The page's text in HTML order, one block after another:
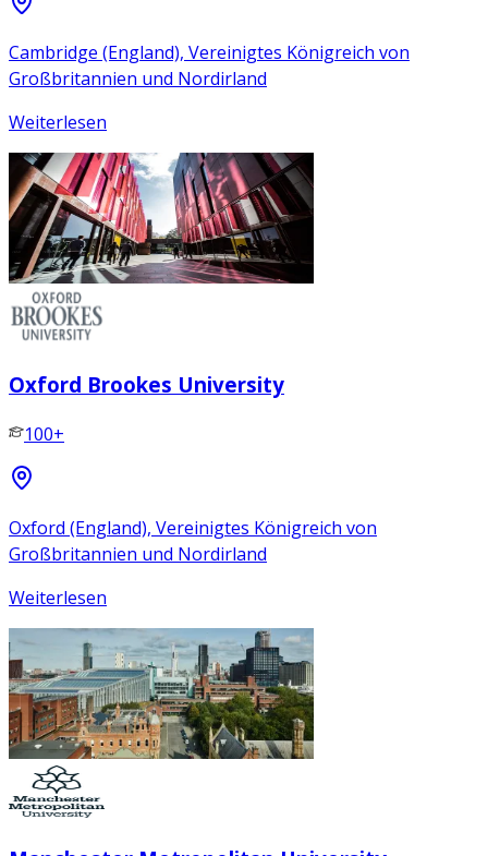
Cambridge (England), Vereinigtes Königreich von
Großbritannien und Nordirland
Weiterlesen
Oxford Brookes University
100+
Oxford (England), Vereinigtes Königreich von
Großbritannien und Nordirland
Weiterlesen